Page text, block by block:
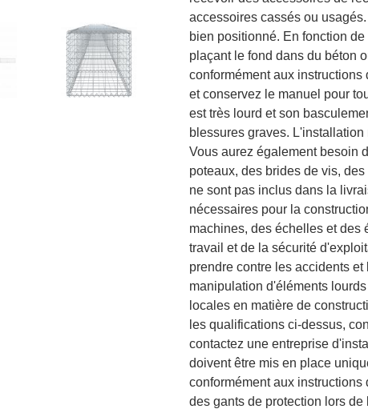
accessoires cassés ou
bien positionné. En fonction
plaçant le fond dans du béton
conformément aux
et conservez le manuel pour
est très lourd et son
blessures graves.
Vous aurez également besoin
poteaux, des brides de vis,
ne sont pas inclus dans la
nécessaires pour la
machines, des échelles et des
travail et de la sécurité
prendre contre les accidents
manipulation d'éléments
locales en matière de
les qualifications ci-dessus,
contactez une entreprise
doivent être mis en place
conformément aux
des gants de protection lors